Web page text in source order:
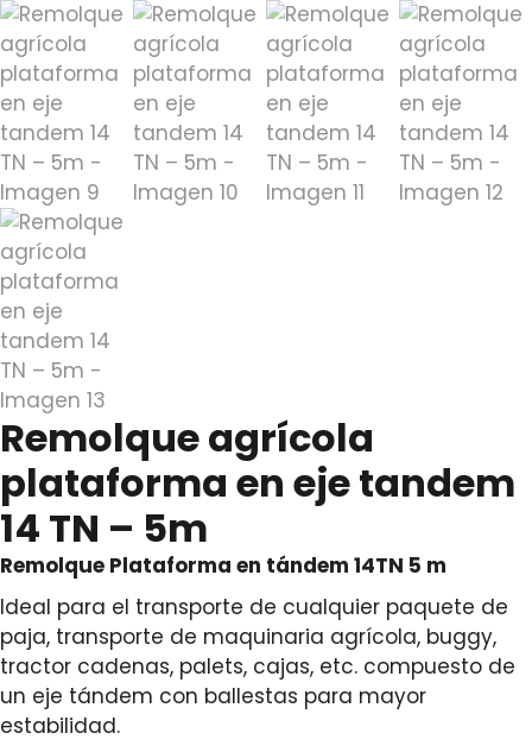
Remolque agrícola
plataforma en eje tandem
14 TN – 5m
Remolque Plataforma en tándem 14TN 5 m
Ideal para el transporte de cualquier paquete de
paja, transporte de maquinaria agrícola, buggy,
tractor cadenas, palets, cajas, etc. compuesto de
un eje tándem con ballestas para mayor
estabilidad.